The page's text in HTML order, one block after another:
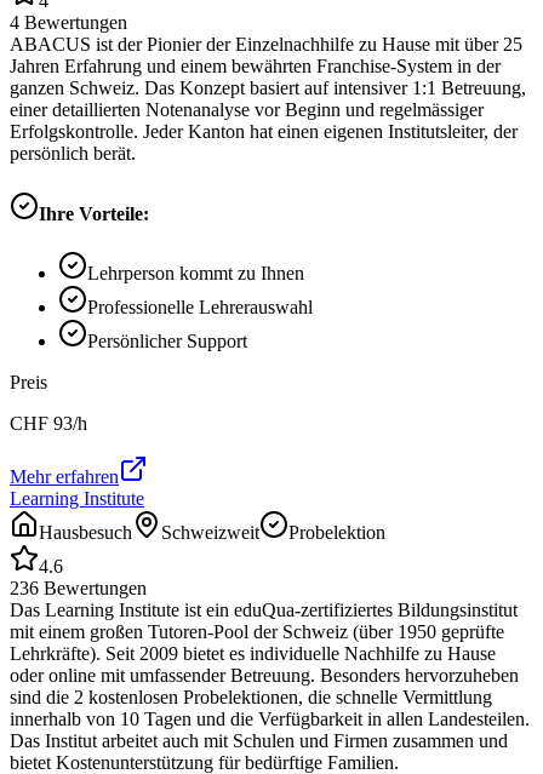
4 Bewertungen
ABACUS ist der Pionier der Einzelnachhilfe zu Hause mit über 25
Jahren Erfahrung und einem bewährten Franchise-System in der
ganzen Schweiz. Das Konzept basiert auf intensiver 1:1 Betreuung,
einer detaillierten Notenanalyse vor Beginn und regelmässiger
Erfolgskontrolle. Jeder Kanton hat einen eigenen Institutsleiter, der
persönlich berät.
Ihre Vorteile:
Lehrperson kommt zu Ihnen
Professionelle Lehrerauswahl
Persönlicher Support
Preis
CHF 93/h
Mehr erfahren
Learning Institute
Hausbesuch
Schweizweit
Probelektion
4.6
236 Bewertungen
Das Learning Institute ist ein eduQua-zertifiziertes Bildungsinstitut
mit einem großen Tutoren-Pool der Schweiz (über 1950 geprüfte
Lehrkräfte). Seit 2009 bietet es individuelle Nachhilfe zu Hause
oder online mit umfassender Betreuung. Besonders hervorzuheben
sind die 2 kostenlosen Probelektionen, die schnelle Vermittlung
innerhalb von 10 Tagen und die Verfügbarkeit in allen Landesteilen.
Das Institut arbeitet auch mit Schulen und Firmen zusammen und
bietet Kostenunterstützung für bedürftige Familien.